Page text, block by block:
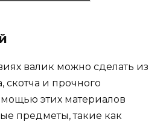
валик можно сделать из
скотча и прочного
этих материалов
предметы, такие как